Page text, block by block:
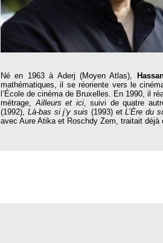
Né en 1963 à Aderj (Moyen Atlas),
mathématiques, il se réoriente vers le
l’École de cinéma de Bruxelles. En 1990, il
métrage,Ailleurs et ici, suivi de quatre
(1992), Là-bas si j’y suis (1993) etL’Ère du
avec Aure Atika et Roschdy Zem, traitait déjà